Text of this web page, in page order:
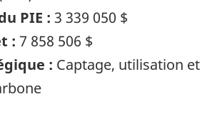
PIE : 3 339 050 $
: 7 858 506 $
: Captage, utilisation et